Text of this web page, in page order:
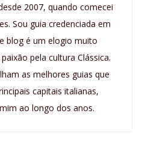
2007, quando comecei
Sou guia credenciada em
blog é um elogio muito
pela cultura Clássica.
as melhores guias que
capitais italianas,
ao longo dos anos.